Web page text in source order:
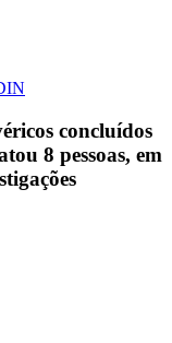
concluídos
8 pessoas, em